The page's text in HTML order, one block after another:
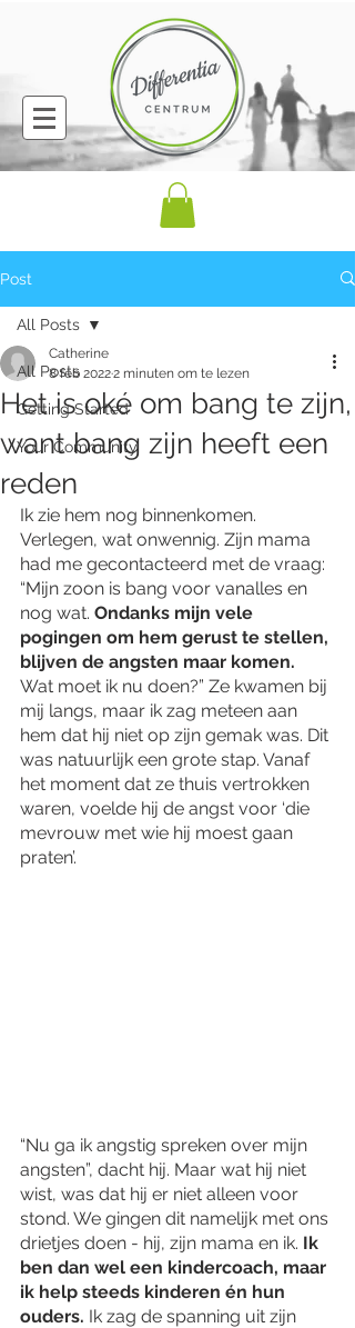
Post
All Posts
Getting Started
Your Community
All Posts
Het is oké om bang te zijn,
want bang zijn heeft een
reden
Catherine
8 feb 20222 minuten om te lezen
Ik zie hem nog binnenkomen.
Verlegen, wat onwennig. Zijn mama
had me gecontacteerd met de vraag:
“Mijn zoon is bang voor vanalles en
nog wat. Ondanks mijn vele
pogingen om hem gerust te stellen,
blijven de angsten maar komen.
Wat moet ik nu doen?” Ze kwamen bij
mij langs, maar ik zag meteen aan
hem dat hij niet op zijn gemak was. Dit
was natuurlijk een grote stap. Vanaf
het moment dat ze thuis vertrokken
waren, voelde hij de angst voor ‘die
mevrouw met wie hij moest gaan
praten’.
“Nu ga ik angstig spreken over mijn
angsten”, dacht hij. Maar wat hij niet
wist, was dat hij er niet alleen voor
stond. We gingen dit namelijk met ons
drietjes doen - hij, zijn mama en ik. Ik
ben dan wel een kindercoach, maar
ik help steeds kinderen én hun
ouders. Ik zag de spanning uit zijn